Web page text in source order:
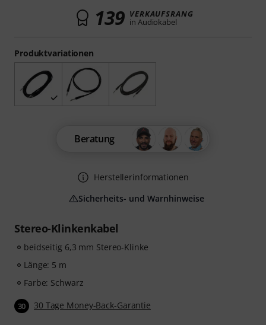
Stereo-Klinkenkabel
beidseitig 6,3 mm Stereo-Klinke
Länge: 5 m
Farbe: Schwarz
30 30 Tage Money-Back-Garantie
Produktvariationen
139 VERKAUFSRANG
in Audiokabel
Beratung
Herstellerinformationen
Sicherheits- und Warnhinweise